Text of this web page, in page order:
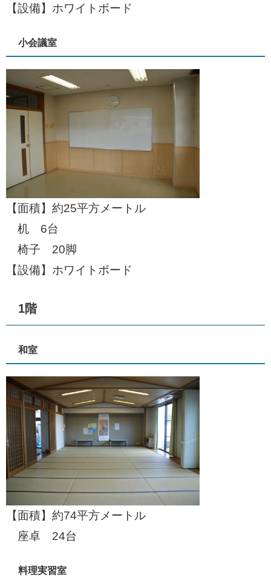
【設備】ホワイトボード
小会議室
【面積】約25平方メートル
机 6台
椅子 20脚
【設備】ホワイトボード
1階
和室
【面積】約74平方メートル
座卓 24台
料理実習室